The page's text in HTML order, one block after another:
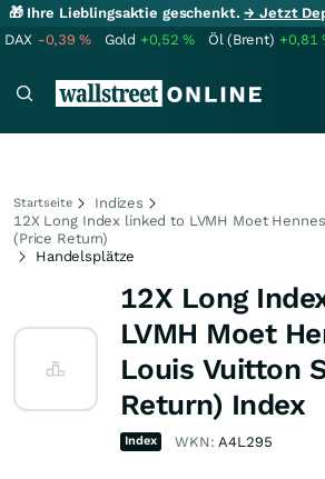
🎁 Ihre Lieblingsaktie geschenkt.→ Jetzt
DAX -0,39% Gold +0,52% Öl (Brent) +0,81
Startseite
Indizes
12X Long Index linked to LVMH Moet
(Price Return)
Handelsplätze
12X Long
LVMH Moet
Louis Vuitton
Return) Index
Index WKN:A4L295